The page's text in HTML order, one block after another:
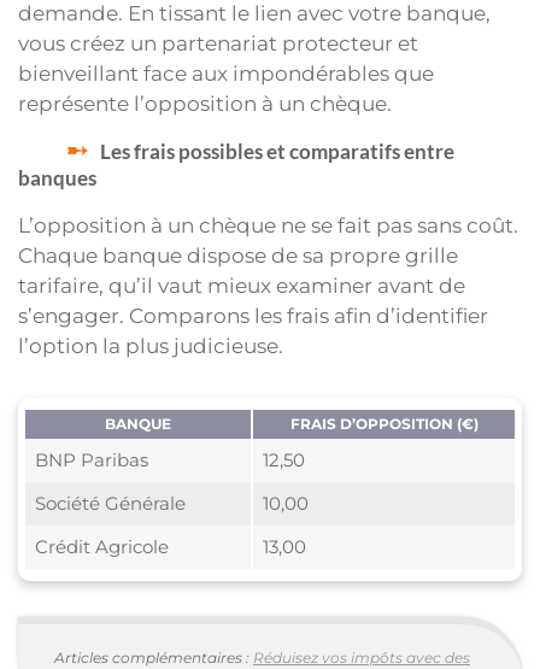
demande. En tissant le lien avec votre banque,
vous créez un partenariat protecteur et
bienveillant face aux impondérables que
représente l’opposition à un chèque.
Les frais possibles et comparatifs entre
banques
L’opposition à un chèque ne se fait pas sans coût.
Chaque banque dispose de sa propre grille
tarifaire, qu’il vaut mieux examiner avant de
s’engager. Comparons les frais afin d’identifier
l’option la plus judicieuse.
BANQUE FRAIS D’OPPOSITION (€)
BNP Paribas
12,50
Société Générale
10,00
Crédit Agricole
13,00
Articles complémentaires : Réduisez vos impôts avec des